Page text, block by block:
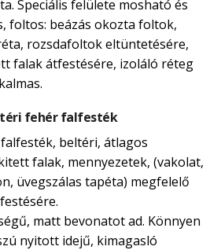
Speciális felülete mosható és
foltos: beázás okozta foltok,
rozsdafoltok eltüntetésére,
falak átfestésére, izoláló réteg
fehér falfesték
beltéri, átlagos
falak, mennyezetek, (vakolat,
üvegszálas tapéta) megfelelő
matt bevonatot ad. Könnyen
nyitott idejű, kimagasló